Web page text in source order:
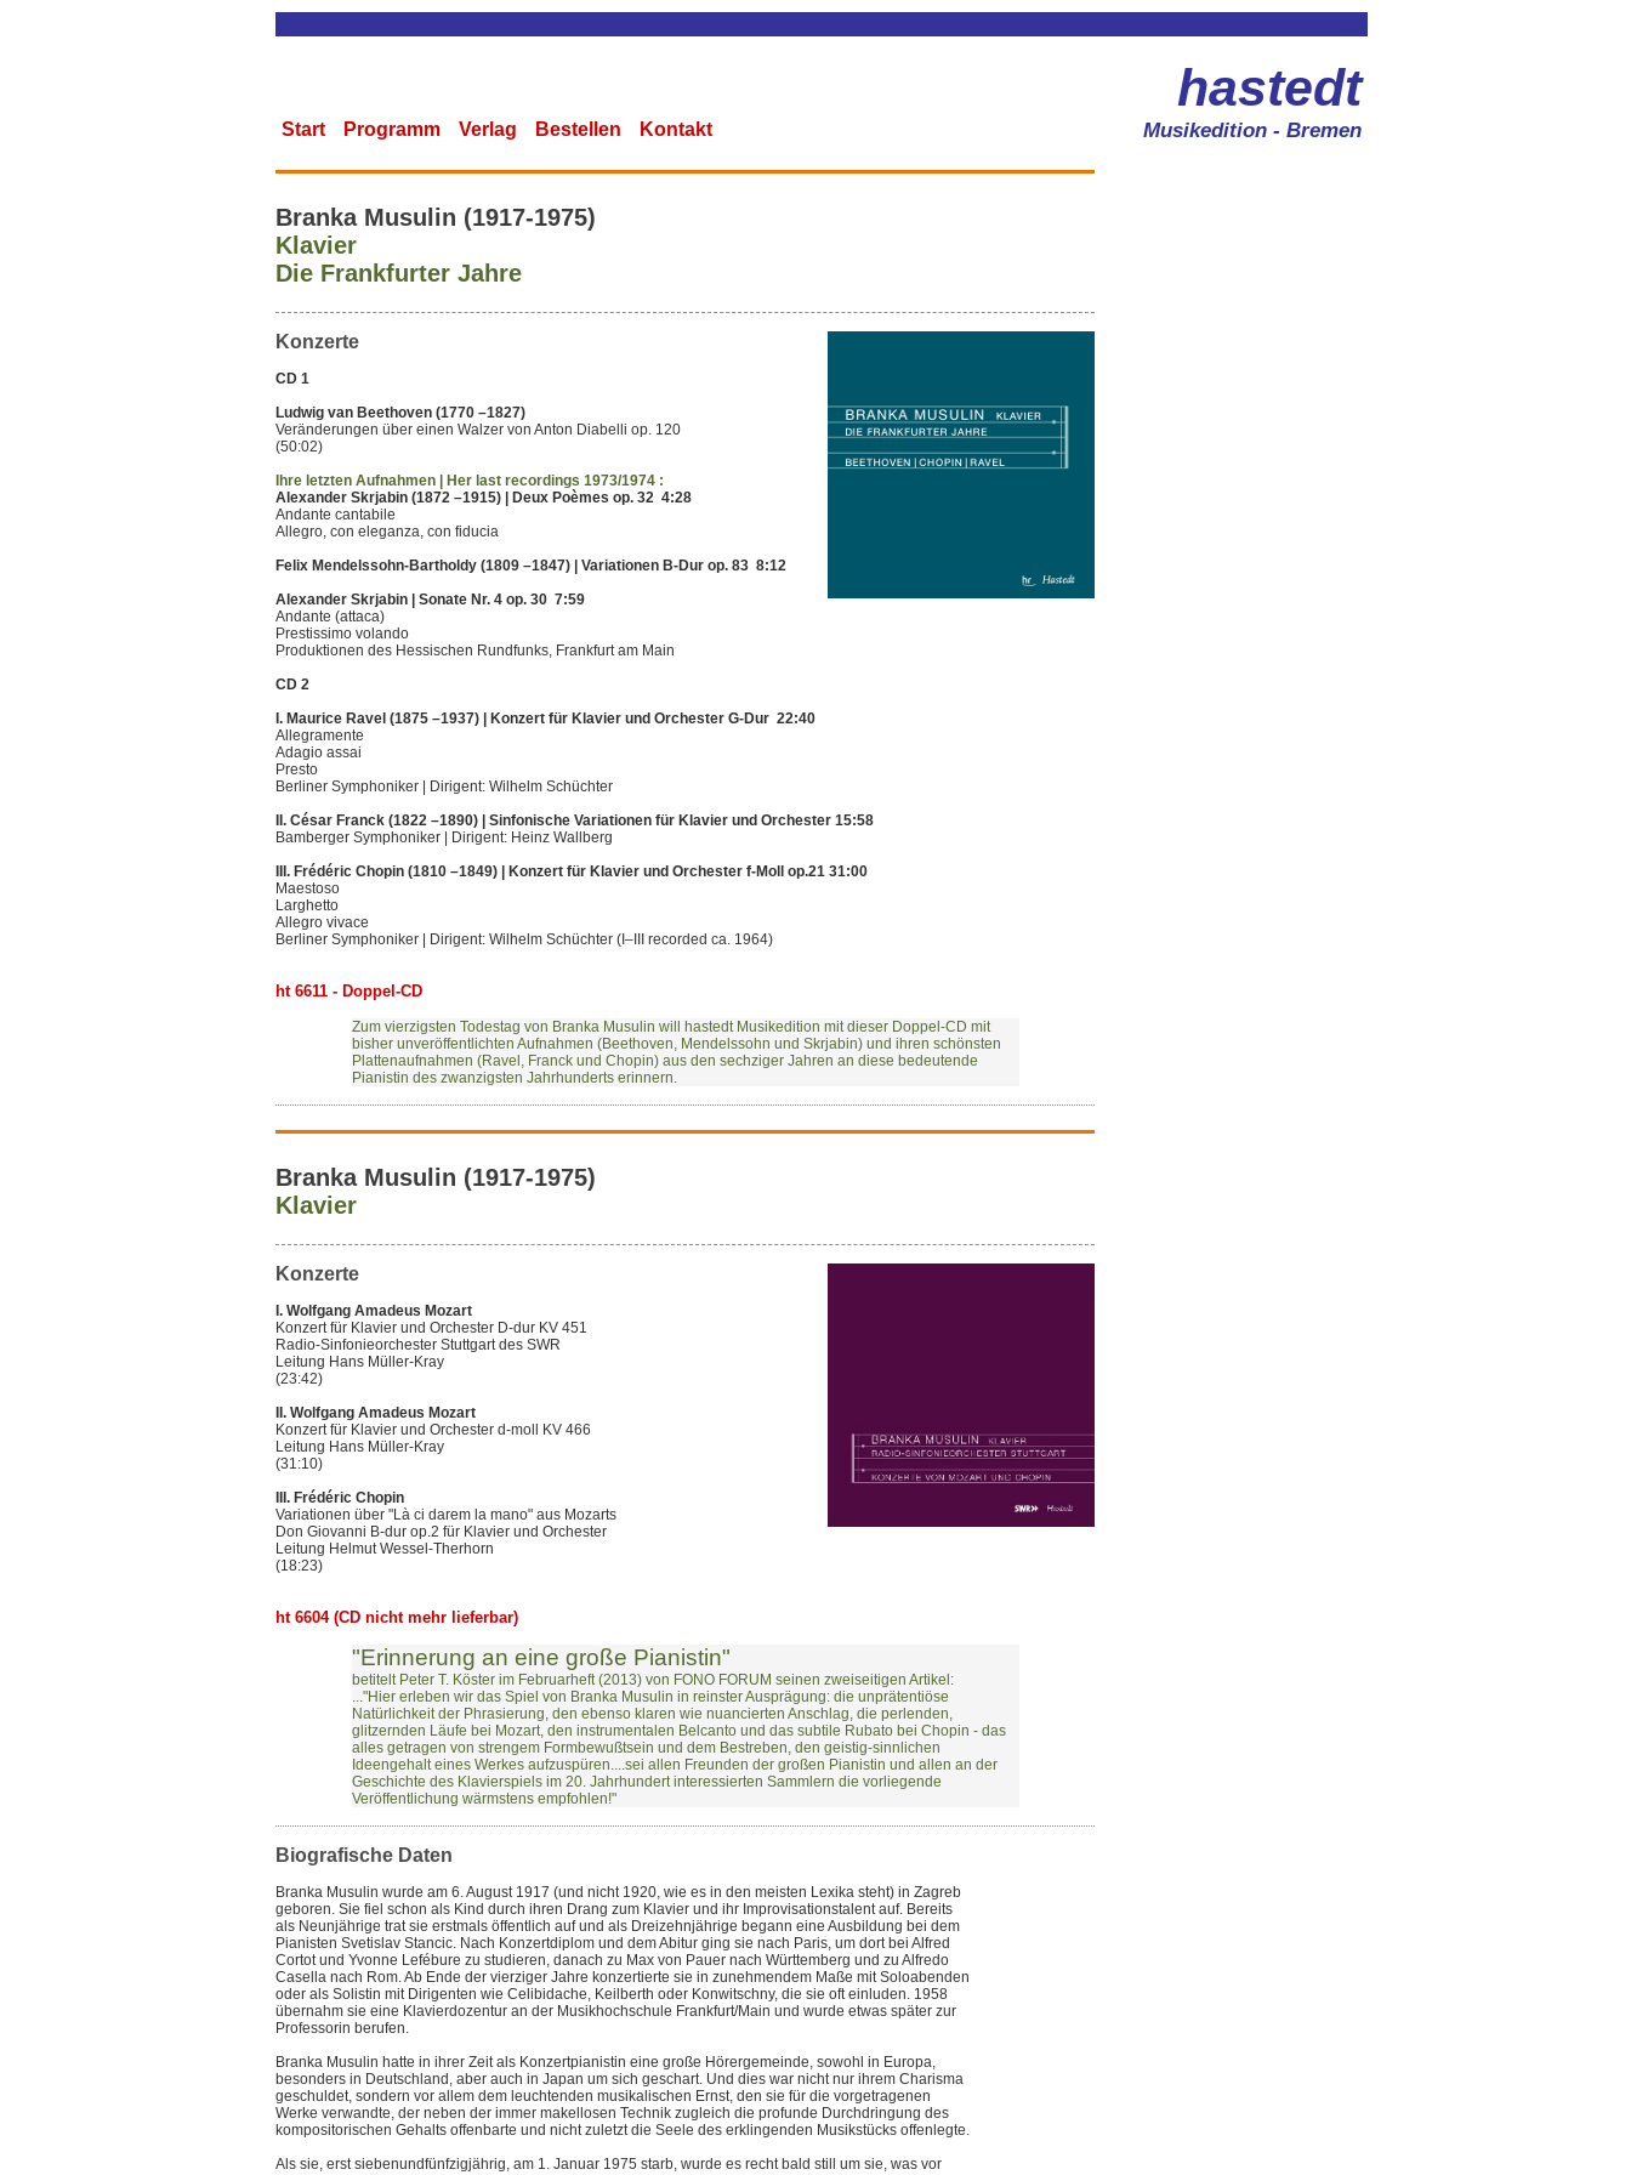
hastedt
Musikedition - Bremen
Start Programm Verlag Bestellen Kontakt
Branka Musulin (1917-1975)
Klavier
Die Frankfurter Jahre
Konzerte
CD 1
Ludwig van Beethoven (1770 –1827)
Veränderungen über einen Walzer von Anton Diabelli op. 120
(50:02)
Ihre letzten Aufnahmen | Her last recordings 1973/1974 :
Alexander Skrjabin (1872 –1915) | Deux Poèmes op. 32 4:28
Andante cantabile
Allegro, con eleganza, con fiducia
Felix Mendelssohn-Bartholdy (1809 –1847) | Variationen B-Dur op. 83 8:12
Alexander Skrjabin | Sonate Nr. 4 op. 30 7:59
Andante (attaca)
Prestissimo volando
Produktionen des Hessischen Rundfunks, Frankfurt am Main
CD 2
I. Maurice Ravel (1875 –1937) | Konzert für Klavier und Orchester G-Dur 22:40
Allegramente
Adagio assai
Presto
Berliner Symphoniker | Dirigent: Wilhelm Schüchter
II. César Franck (1822 –1890) | Sinfonische Variationen für Klavier und Orchester 15:58
Bamberger Symphoniker | Dirigent: Heinz Wallberg
III. Frédéric Chopin (1810 –1849) | Konzert für Klavier und Orchester f-Moll op.21 31:00
Maestoso
Larghetto
Allegro vivace
Berliner Symphoniker | Dirigent: Wilhelm Schüchter (I–III recorded ca. 1964)
ht 6611 - Doppel-CD
Zum vierzigsten Todestag von Branka Musulin will hastedt Musikedition mit dieser Doppel-CD mit
bisher unveröffentlichten Aufnahmen (Beethoven, Mendelssohn und Skrjabin) und ihren schönsten
Plattenaufnahmen (Ravel, Franck und Chopin) aus den sechziger Jahren an diese bedeutende
Pianistin des zwanzigsten Jahrhunderts erinnern.
Branka Musulin (1917-1975)
Klavier
Konzerte
I. Wolfgang Amadeus Mozart
Konzert für Klavier und Orchester D-dur KV 451
Radio-Sinfonieorchester Stuttgart des SWR
Leitung Hans Müller-Kray
(23:42)
II. Wolfgang Amadeus Mozart
Konzert für Klavier und Orchester d-moll KV 466
Leitung Hans Müller-Kray
(31:10)
II. Frédéric Chopin
Variationen über "Là ci darem la mano" aus Mozarts
Don Giovanni B-dur op.2 für Klavier und Orchester
Leitung Helmut Wessel-Therhorn
(18:23)
ht 6604 (CD nicht mehr lieferbar)
"Erinnerung an eine große Pianistin"
betitelt Peter T. Köster im Februarheft (2013) von FONO FORUM seinen zweiseitigen Artikel:
..."Hier erleben wir das Spiel von Branka Musulin in reinster Ausprägung: die unprätentiöse
Natürlichkeit der Phrasierung, den ebenso klaren wie nuancierten Anschlag, die perlenden,
glitzernden Läufe bei Mozart, den instrumentalen Belcanto und das subtile Rubato bei Chopin - das
alles getragen von strengem Formbewußtsein und dem Bestreben, den geistig-sinnlichen
Ideengehalt eines Werkes aufzuspüren....sei allen Freunden der großen Pianistin und allen an der
Geschichte des Klavierspiels im 20. Jahrhundert interessierten Sammlern die vorliegende
Veröffentlichung wärmstens empfohlen!"
Biografische Daten
Branka Musulin wurde am 6. August 1917 (und nicht 1920, wie es in den meisten Lexika steht) in Zagreb
geboren. Sie fiel schon als Kind durch ihren Drang zum Klavier und ihr Improvisationstalent auf. Bereits
als Neunjährige trat sie erstmals öffentlich auf und als Dreizehnjährige begann eine Ausbildung bei dem
Pianisten Svetislav Stancic. Nach Konzertdiplom und dem Abitur ging sie nach Paris, um dort bei Alfred
Cortot und Yvonne Lefébure zu studieren, danach zu Max von Pauer nach Württemberg und zu Alfredo
Casella nach Rom. Ab Ende der vierziger Jahre konzertierte sie in zunehmendem Maße mit Soloabenden
oder als Solistin mit Dirigenten wie Celibidache, Keilberth oder Konwitschny, die sie oft einluden. 1958
übernahm sie eine Klavierdozentur an der Musikhochschule Frankfurt/Main und wurde etwas später zur
Professorin berufen.
Branka Musulin hatte in ihrer Zeit als Konzertpianistin eine große Hörergemeinde, sowohl in Europa,
besonders in Deutschland, aber auch in Japan um sich geschart. Und dies war nicht nur ihrem Charisma
geschuldet, sondern vor allem dem leuchtenden musikalischen Ernst, den sie für die vorgetragenen
Werke verwandte, der neben der immer makellosen Technik zugleich die profunde Durchdringung des
kompositorischen Gehalts offenbarte und nicht zuletzt die Seele des erklingenden Musikstücks offenlegte.
Als sie, erst siebenundfünfzigjährig, am 1. Januar 1975 starb, wurde es recht bald still um sie, was vor